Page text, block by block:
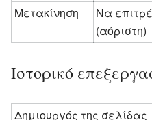
Μετακίνηση
Να
(αόριστη)
Ιστορικό
Δημιουργός της σελίδας